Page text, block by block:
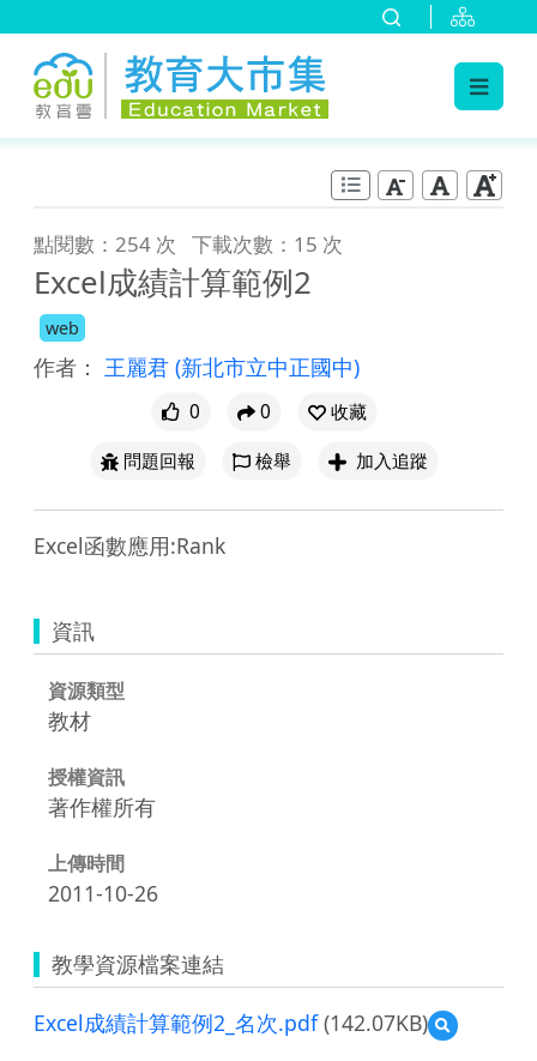
點閱數：254 次 下載次數：15 次
Excel成績計算範例2
web
作者： 王麗君 (新北市立中正國中)
0 0
收藏
問題回報
檢舉 加入追蹤
Excel函數應用:Rank
資訊
資源類型
教材
授權資訊
著作權所有
上傳時間
2011-10-26
教學資源檔案連結
Excel成績計算範例2_名次.pdf(142.07KB)
預
覽